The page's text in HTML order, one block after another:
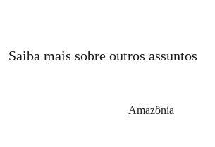
Saiba mais sobre outros assuntos
Amazônia